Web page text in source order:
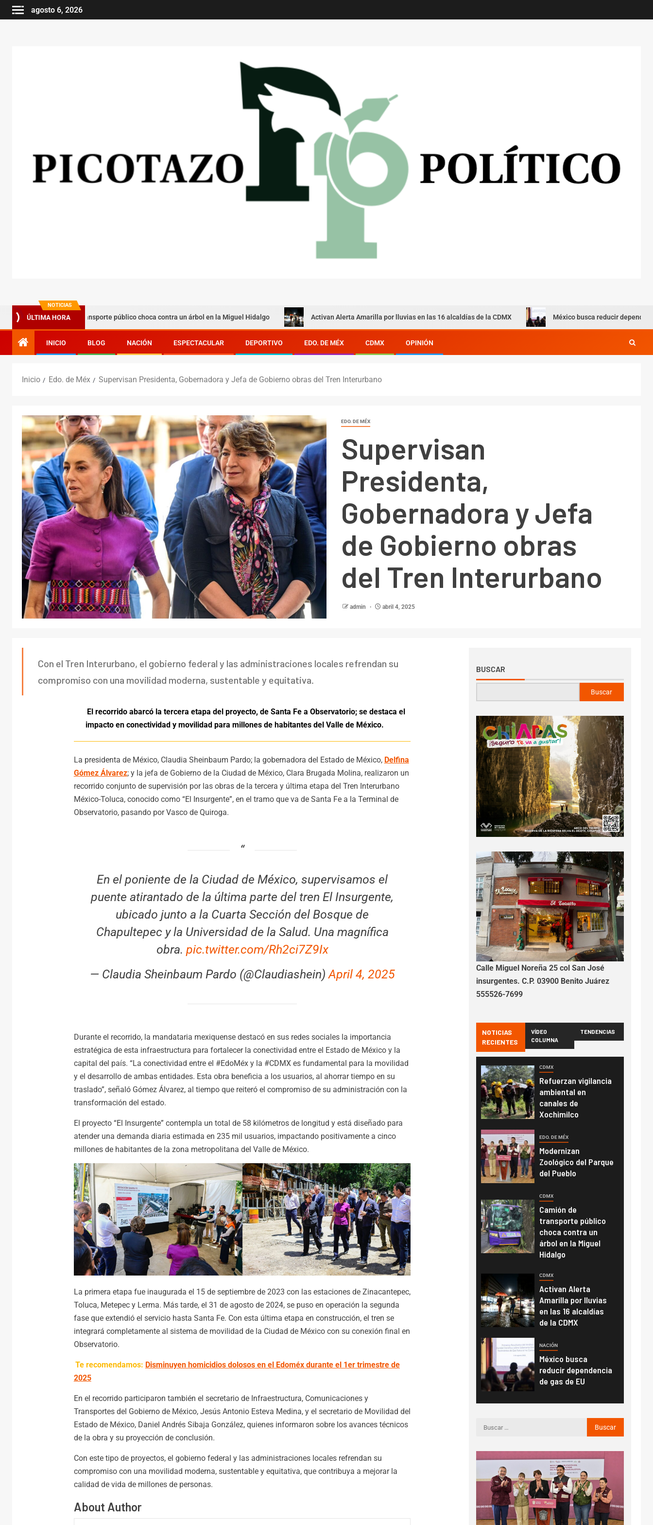
agosto 6, 2026
NOTICIAS
ÚLTIMA HORA
Camión de transporte público choca contra un árbol en la Miguel Hidalgo Activan Alerta Amarilla por lluvias en las 16 alcaldías de la CDMX México busca reducir dependencia de gas
INICIO BLOG NACIÓN ESPECTACULAR DEPORTIVO EDO. DE MÉX CDMX OPINIÓN
Inicio Edo. de Méx Supervisan Presidenta, Gobernadora y Jefa de Gobierno obras del Tren Interurbano
EDO. DE MÉX
Supervisan
Presidenta,
Gobernadora y Jefa
de Gobierno obras
del Tren Interurbano
admin abril 4, 2025
Con el Tren Interurbano, el gobierno federal y las administraciones locales refrendan su
compromiso con una movilidad moderna, sustentable y equitativa.
El recorrido abarcó la tercera etapa del proyecto, de Santa Fe a Observatorio; se destaca el
impacto en conectividad y movilidad para millones de habitantes del Valle de México.
La presidenta de México, Claudia Sheinbaum Pardo; la gobernadora del Estado de México, Delfina
Gómez Álvarez; y la jefa de Gobierno de la Ciudad de México, Clara Brugada Molina, realizaron un
recorrido conjunto de supervisión por las obras de la tercera y última etapa del Tren Interurbano
México-Toluca, conocido como “El Insurgente”, en el tramo que va de Santa Fe a la Terminal de
Observatorio, pasando por Vasco de Quiroga.
En el poniente de la Ciudad de México, supervisamos el
puente atirantado de la última parte del tren El Insurgente,
ubicado junto a la Cuarta Sección del Bosque de
Chapultepec y la Universidad de la Salud. Una magnífica
obra. pic.twitter.com/Rh2ci7Z9Ix
— Claudia Sheinbaum Pardo (@Claudiashein)April 4, 2025
Durante el recorrido, la mandataria mexiquense destacó en sus redes sociales la importancia
estratégica de esta infraestructura para fortalecer la conectividad entre el Estado de México y la
capital del país. “La conectividad entre el #EdoMéx y la #CDMX es fundamental para la movilidad
y el desarrollo de ambas entidades. Esta obra beneficia a los usuarios, al ahorrar tiempo en su
traslado”, señaló Gómez Álvarez, al tiempo que reiteró el compromiso de su administración con la
transformación del estado.
El proyecto “El Insurgente” contempla un total de 58 kilómetros de longitud y está diseñado para
atender una demanda diaria estimada en 235 mil usuarios, impactando positivamente a cinco
millones de habitantes de la zona metropolitana del Valle de México.
La primera etapa fue inaugurada el 15 de septiembre de 2023 con las estaciones de Zinacantepec,
Toluca, Metepec y Lerma. Más tarde, el 31 de agosto de 2024, se puso en operación la segunda
fase que extendió el servicio hasta Santa Fe. Con esta última etapa en construcción, el tren se
integrará completamente al sistema de movilidad de la Ciudad de México con su conexión final en
Observatorio.
Te recomendamos: Disminuyen homicidios dolosos en el Edoméx durante el 1er trimestre de
2025
En el recorrido participaron también el secretario de Infraestructura, Comunicaciones y
Transportes del Gobierno de México, Jesús Antonio Esteva Medina, y el secretario de Movilidad del
Estado de México, Daniel Andrés Sibaja González, quienes informaron sobre los avances técnicos
de la obra y su proyección de conclusión.
Con este tipo de proyectos, el gobierno federal y las administraciones locales refrendan su
compromiso con una movilidad moderna, sustentable y equitativa, que contribuya a mejorar la
calidad de vida de millones de personas.
About Author
BUSCAR
Buscar
Calle Miguel Noreña 25 col San José
insurgentes. C.P. 03900 Benito Juárez
555526-7699
NOTICIAS
RECIENTES
VÍDEO
COLUMNA
TENDENCIAS
CDMX
Refuerzan vigilancia
ambiental en
canales de
Xochimilco
EDO. DE MÉX
Modernizan
Zoológico del Parque
del Pueblo
CDMX
Camión de
transporte público
choca contra un
árbol en la Miguel
Hidalgo
CDMX
Activan Alerta
Amarilla por lluvias
en las 16 alcaldías
de la CDMX
NACIÓN
México busca
reducir dependencia
de gas de EU